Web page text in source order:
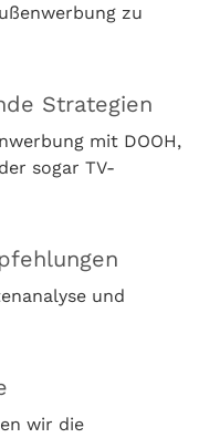
zu
Strategien
mit DOOH,
sogar TV-
und
wir die